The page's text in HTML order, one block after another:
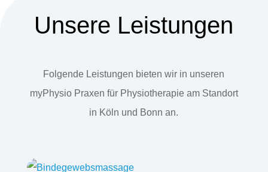
Unsere Leistungen
Folgende Leistungen bieten wir in unseren
myPhysio Praxen für Physiotherapie am Standort
in Köln und Bonn an.